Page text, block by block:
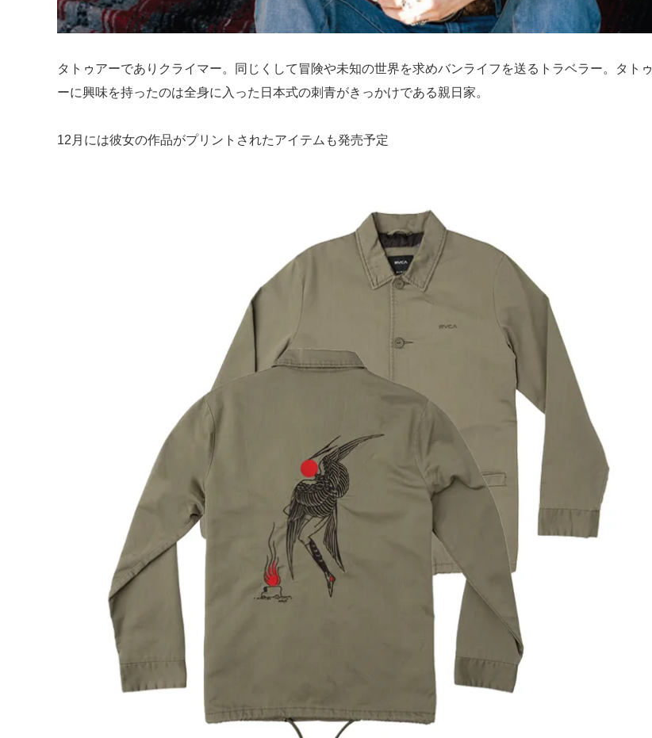
タトゥアーでありクライマー。同じくして冒険や未知の世界を求めバンライフを送るトラベラー。タトゥ
ーに興味を持ったのは全身に入った日本式の刺青がきっかけである親日家。
12月には彼女の作品がプリントされたアイテムも発売予定